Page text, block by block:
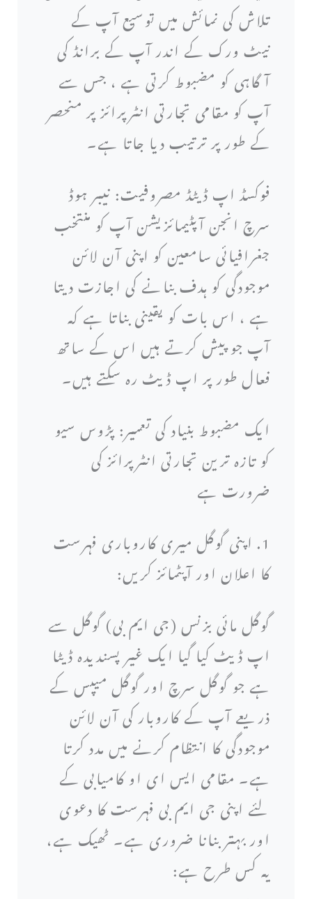
تلاش کی نمائش میں توسیع آپ کے
نیٹ ورک کے اندر آپ کے برانڈ کی
آگاہی کو مضبوط کرتی ہے ، جس سے
آپ کو مقامی تجارتی انٹرپرائز پر منحصر
کے طور پر ترتیب دیا جاتا ہے۔
فوکسڈ اپ ڈیٹڈ مصروفیت: نیبر ہوڈ
سرچ انجن آپٹیمائزیشن آپ کو منتخب
جغرافیائی سامعین کو اپنی آن لائن
موجودگی کو ہدف بنانے کی اجازت دیتا
ہے ، اس بات کو یقینی بناتا ہے کہ
آپ جو پیش کرتے ہیں اس کے ساتھ
فعال طور پر اپ ڈیٹ رہ سکتے ہیں۔
ایک مضبوط بنیاد کی تعمیر: پڑوس سیو
کو تازہ ترین تجارتی انٹرپرائز کی
ضرورت ہے
1. اپنی گوگل میری کاروباری فہرست
کا اعلان اور آپٹمائز کریں:
گوگل مائی بزنس (جی ایم بی) گوگل سے
اپ ڈیٹ کیا گیا ایک غیر پسندیدہ ڈیٹا
ہے جو گوگل سرچ اور گوگل میپس کے
ذریعے آپ کے کاروبار کی آن لائن
موجودگی کا انتظام کرنے میں مدد کرتا
ہے۔ مقامی ایس ای او کامیابی کے
لئے اپنی جی ایم بی فہرست کا دعوی
اور بہتر بنانا ضروری ہے۔ ٹھیک ہے،
یہ کس طرح ہے: